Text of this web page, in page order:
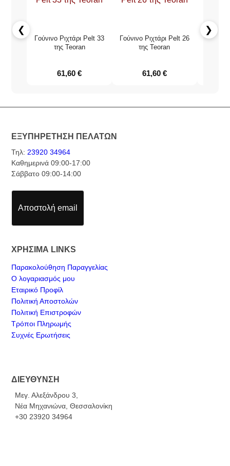
❮
Γούνινο Ριχτάρι Pelt 33
της Teoran
61,60€
Γούνινο Ριχτάρι Pelt 26
της Teoran
61,60 €
Γούνινο
❯
ΕΞΥΠΗΡΕΤΗΣΗ ΠΕΛΑΤΩΝ
Τηλ: 23920 34964
Καθημερινά 09:00-17:00
Σάββατο 09:00-14:00
Αποστολή email
ΧΡΗΣΙΜΑ LINKS
Παρακολούθηση Παραγγελίας
Ο λογαριασμός μου
Εταιρικό Προφίλ
Πολιτική Αποστολών
Πολιτική Επιστροφών
Τρόποι Πληρωμής
Συχνές Ερωτήσεις
ΔΙΕΥΘΥΝΣΗ
Μεγ. Αλεξάνδρου 3,
Νέα Μηχανιώνα, Θεσσαλονίκη
+30 23920 34964